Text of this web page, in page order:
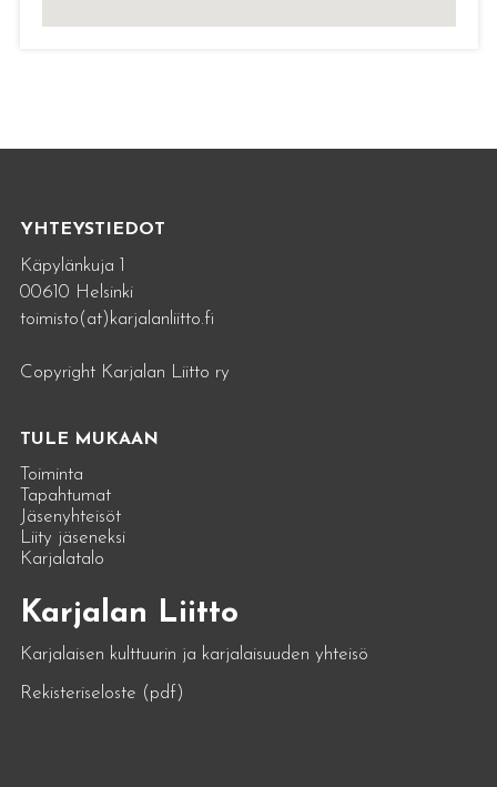
YHTEYSTIEDOT
Käpylänkuja 1
00610 Helsinki
toimisto(at)karjalanliitto.fi
Copyright Karjalan Liitto ry
TULE MUKAAN
Toiminta
Tapahtumat
Jäsenyhteisöt
Liity jäseneksi
Karjalatalo
Karjalan Liitto
Karjalaisen kulttuurin ja karjalaisuuden yhteisö
Rekisteriseloste (pdf)